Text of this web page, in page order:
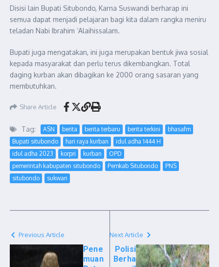
Disisi lain Bupati Situbondo, Karna Suswandi berharap ini
semua dapat menjadi pelajaran bagi kita dalam rangka meniru
teladan Nabi Ibrahim ‘Alaihissalam.
Bupati juga mengatakan, ini juga merupakan bentuk jiwa sosial
kepada masyarakat dan perlu terus dikembangkan. Total
daging kurban akan dibagikan ke 2000 orang sasaran yang
membutuhkan.
Share Article
Tag: ASN berita berita terbaru berita terkini
bhasafm
Bupati situbondo
hari raya kurban
idul adha 1444 H
idul adha 2023
korpri kurban
OPD
pemerintah kabupaten situbondo
Pemkab Situbondo
PNS
situbondo
sukwan
Previous Article
Pene
muan
Next Article
Polisi
Berha